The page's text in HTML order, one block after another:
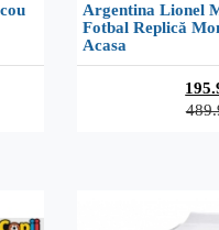
Argentina Lionel
Fotbal Replică
Acasa